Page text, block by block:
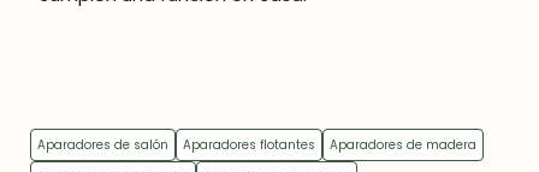
Aparadores de salón Aparadores flotantes
Aparadores de madera